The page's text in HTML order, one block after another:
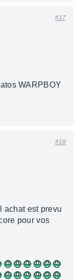
#17
WARPBOY
#18
l achat est prevu
pour vos